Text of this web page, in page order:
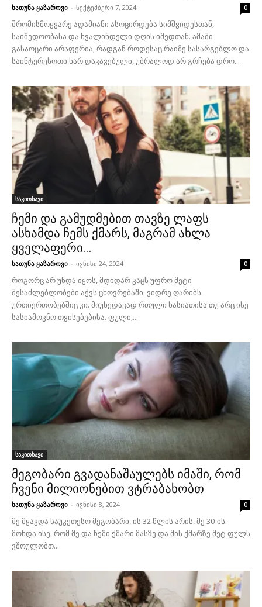
ხათუნა ყაზაროვი - სექტემბერი 7, 2024 0
შრომისმოყვარე ადამიანი ასოცირდება სიმშვიდესთან,
საიმედოობასა და ხვალინდელი დღის იმედთან. ამაში
გასაოცარი არაფერია, რადგან როდესაც რაიმე სასარგებლო და
საინტერესოთი ხარ დაკავებული, უბრალოდ არ გრჩება დრო...
საკითხავი
ჩემი და გამუდმებით თავზე ლაფს
ასხამდა ჩემს ქმარს, მაგრამ ახლა
ყველაფერი...
ხათუნა ყაზაროვი - ივნისი 24, 2024 0
როგორც არ უნდა იყოს, მდიდარ კაცს უფრო მეტი
შესაძლებლობები აქვს ცხოვრებაში, ვიდრე ღარიბს.
ურთიერთობებშიც კი. მიუხედავად რთული ხასიათისა თუ არც ისე
სასიამოვნო თვისებებისა. ფული,...
საკითხავი
მეგობარი გვადანაშაულებს იმაში, რომ
ჩვენი მილიონებით ვტრაბახობთ
ხათუნა ყაზაროვი - ივნისი 8, 2024 0
მე მყავდა საუკეთესო მეგობარი, ის 32 წლის არის, მე 30-ის.
მოხდა ისე, რომ მე და ჩემი ქმარი მასზე და მის ქმარზე მეტ ფულს
ვშოულობთ....